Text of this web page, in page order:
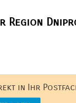
in Ihr